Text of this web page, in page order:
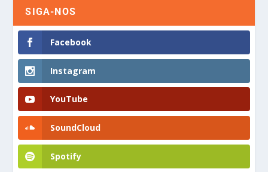
SIGA-NOS
Facebook
Instagram
YouTube
SoundCloud
Spotify